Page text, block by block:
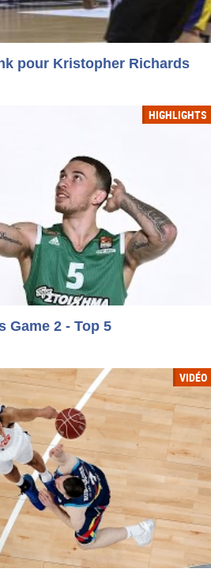
pour Kristopher Richards
HIGHLIGHTS
Game 2 - Top 5
VIDÉO